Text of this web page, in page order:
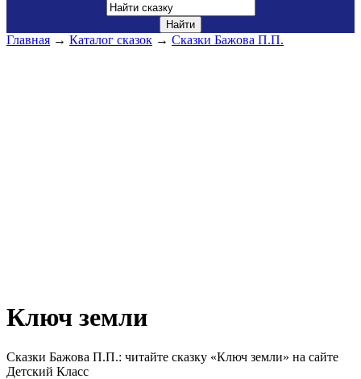
Главная → Каталог сказок → Сказки Бажова П.П.
Ключ земли
Сказки Бажова П.П.: читайте сказку «Ключ земли» на сайте
Детский Класс